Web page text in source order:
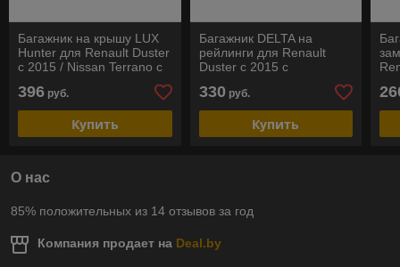
Багажник на крышу LUX
Hunter для Renault Duster
c 2015 / Nissan Terrano c
396 руб.
Купить
Багажник DELTA на
рейлинги для Renault
Duster c 2015 с
крыла черные
330 руб.
Купить
О нас
85% положительных из 14 отзывов за год
Компания продает на Deal.by